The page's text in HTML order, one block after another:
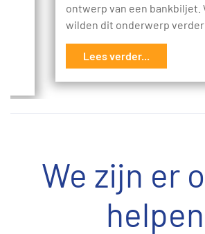
ontwerp van een bankbiljet.
wilden dit onderwerp
Lees verder...
We zijn er
helpen